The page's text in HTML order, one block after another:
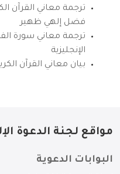
ترجمة معاني القرآن
فضل إلهي ظهير
ترجمة معاني سورة
الإنجليزية
بيان معاني القرآن
مواقع لجنة الدعوة
البوابات الدعوية